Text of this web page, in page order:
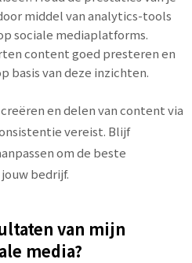
middel van analytics-tools
sociale mediaplatforms.
content goed presteren en
basis van deze inzichten.
en delen van content via
vereist. Blijf
om de beste
bedrijf.
van mijn
media?